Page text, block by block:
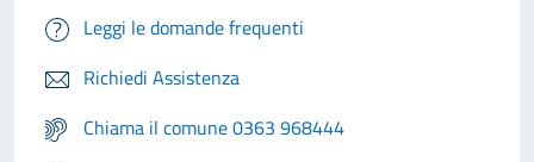
Leggi le domande frequenti
Richiedi Assistenza
Chiama il comune 0363 968444